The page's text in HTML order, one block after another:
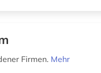
Firmen. Mehr